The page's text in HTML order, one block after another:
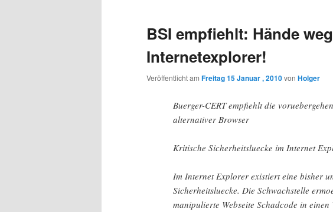
BSI empfiehlt: Hände
Internetexplorer!
Veröffentlicht am Freitag 15 Januar , 2010von Holger
Buerger-CERT empfiehlt die
alternativer Browser
Kritische Sicherheitsluecke im Internet
Im Internet Explorer existiert eine bisher
Sicherheitsluecke. Die Schwachstelle
manipulierte Webseite Schadcode in